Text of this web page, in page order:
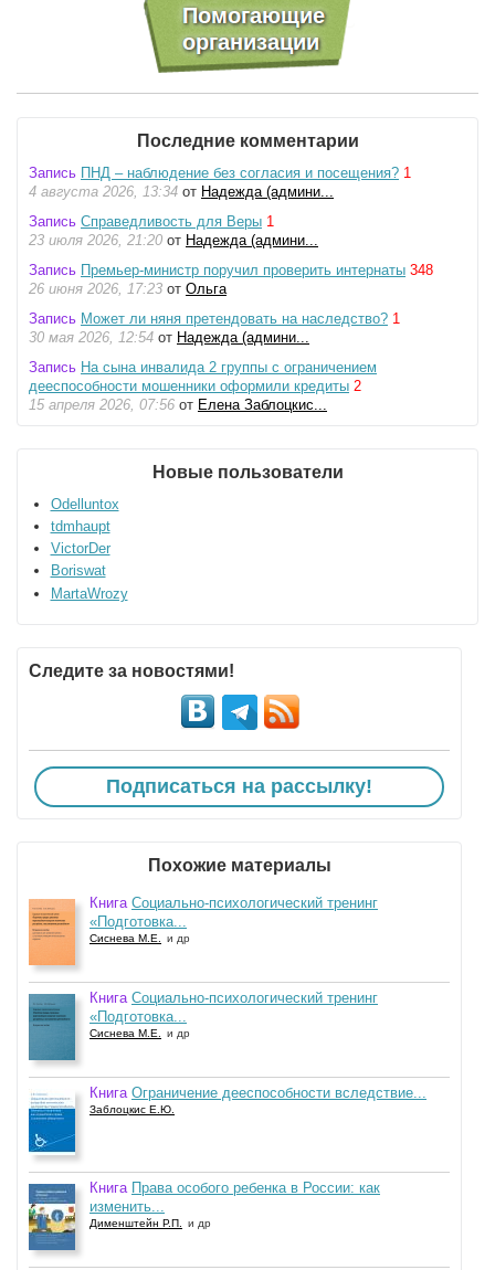
Последние комментарии
Запись ПНД – наблюдение без согласия и посещения? 1
4 августа 2026, 13:34 от Надежда (админи...
Запись Справедливость для Веры 1
23 июля 2026, 21:20 от Надежда (админи...
Запись Премьер-министр поручил проверить интернаты 348
26 июня 2026, 17:23 от Ольга
Запись Может ли няня претендовать на наследство? 1
30 мая 2026, 12:54 от Надежда (админи...
Запись На сына инвалида 2 группы с ограничением
дееспособности мошенники оформили кредиты 2
15 апреля 2026, 07:56 от Елена Заблоцкис...
Новые пользователи
Odelluntox
tdmhaupt
VictorDer
Boriswat
MartaWrozy
Следите за новостями!
Подписаться на рассылку!
Похожие материалы
Книга Социально-психологический тренинг
«Подготовка...
Сиснева М.Е. и др
Книга Социально-психологический тренинг
«Подготовка...
Сиснева М.Е. и др
Книга Ограничение дееспособности вследствие...
Заблоцкис Е.Ю.
Книга Права особого ребенка в России: как
изменить...
Дименштейн Р.П. и др